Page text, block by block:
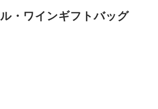
・ワインギフトバッグ